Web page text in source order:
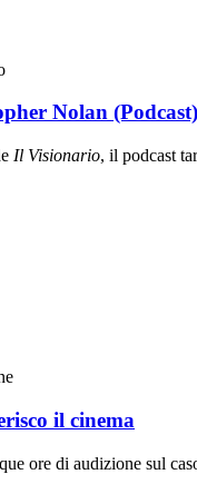
Nolan (Podcast)
Il Visionario, il podcast
il cinema
ore di audizione sul